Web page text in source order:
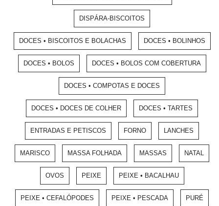
DISPÁRA-BISCOITOS
DOCES • BISCOITOS E BOLACHAS DOCES • BOLINHOS
DOCES • BOLOS DOCES • BOLOS COM COBERTURA
DOCES • COMPOTAS E DOCES
DOCES • DOCES DE COLHER DOCES • TARTES
ENTRADAS E PETISCOS FORNO LANCHES
MARISCO MASSA FOLHADA MASSAS NATAL
OVOS PEIXE PEIXE • BACALHAU
PEIXE • CEFALÓPODES PEIXE • PESCADA PURÉ